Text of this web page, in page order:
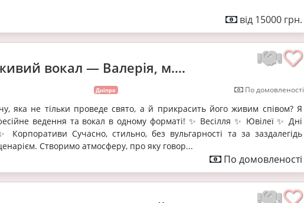
від 15000 грн.
вокал — Валерія, м....
Дніпро По домовленості
яка не тільки проведе свято, а й прикрасить його живим співом? Я
ведення та вокал в одному форматі! ✨ Весілля ✨ Ювілеї ✨ Дні
Корпоративи Сучасно, стильно, без вульгарності та за заздалегідь
Створимо атмосферу, про яку говор...
По домовленості